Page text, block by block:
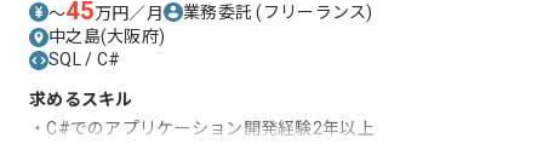
〜45万円／月 業務委託(フリーランス)
中之島(大阪府)
SQL / C#
求めるスキル
・C#でのアプリケーション開発経験2年以上